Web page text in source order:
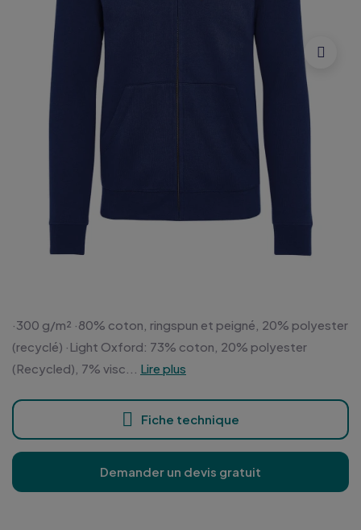
·300 g/m² ·80% coton, ringspun et peigné, 20% polyester
(recyclé) ·Light Oxford: 73% coton, 20% polyester
(Recycled), 7% visc...
Lire plus
Fiche technique
Demander un devis gratuit